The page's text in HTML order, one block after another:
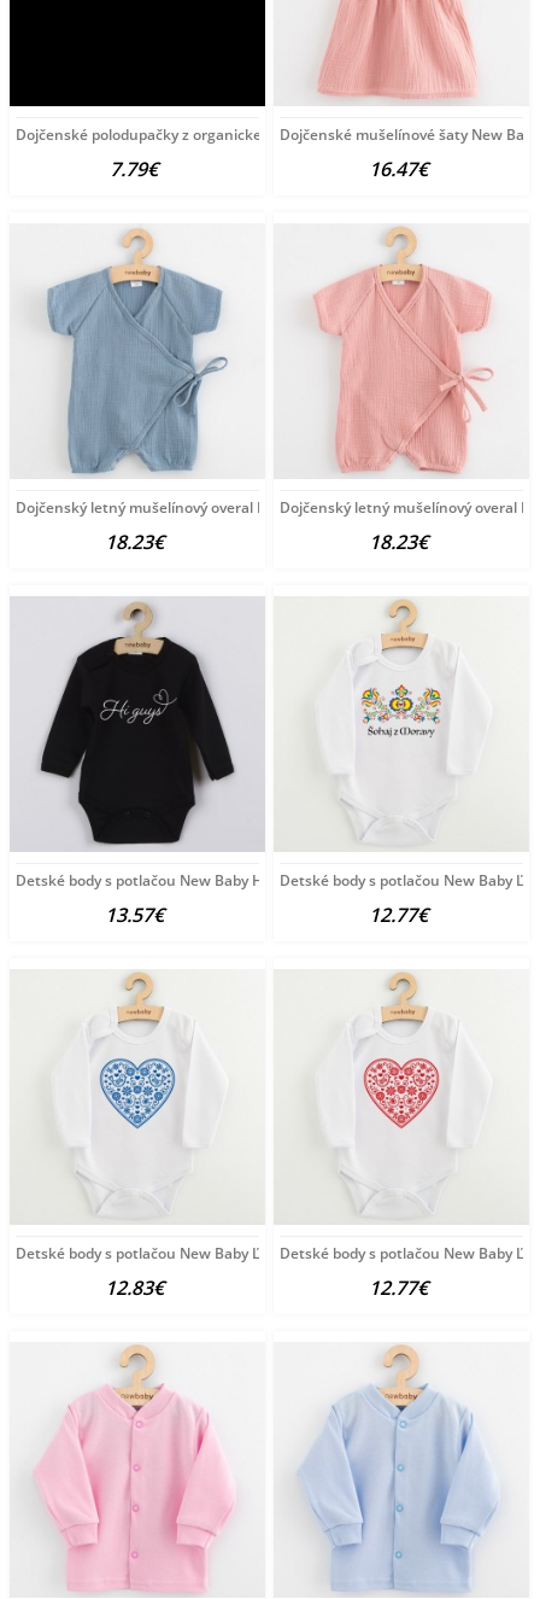
Dojčenské polodupačky z organickej bavlny New Baby Olivy
7.79€
Dojčenské mušelínové šaty New
16.47€
Dojčenský letný mušelínový overal New Baby blue modrá
18.23€
Dojčenský letný mušelínový overal
18.23€
Detské body s potlačou New Baby Hi guys Čierna
13.57€
Detské body s potlačou New Baby
12.77€
Detské body s potlačou New Baby Ľudový vzor modré srdiečko
12.83€
Detské body s potlačou New Baby
12.77€